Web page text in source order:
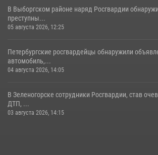
В Выборгском районе наряд Росгвардии
преступны...
05 августа 2026, 12:25
Петербургские росгвардейцы обнаружили
автомобиль,...
04 августа 2026, 14:05
В Зеленогорске сотрудники Росгвардии, став
ДТП, ...
03 августа 2026, 14:15